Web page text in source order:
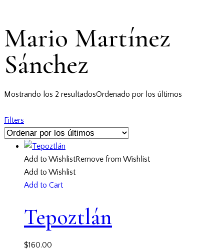
Mario Martínez
Sánchez
Mostrando los 2 resultadosOrdenado por los últimos
Filters
Add to WishlistRemove from Wishlist
Add to Wishlist
Add to Cart
Tepoztlán
$160.00